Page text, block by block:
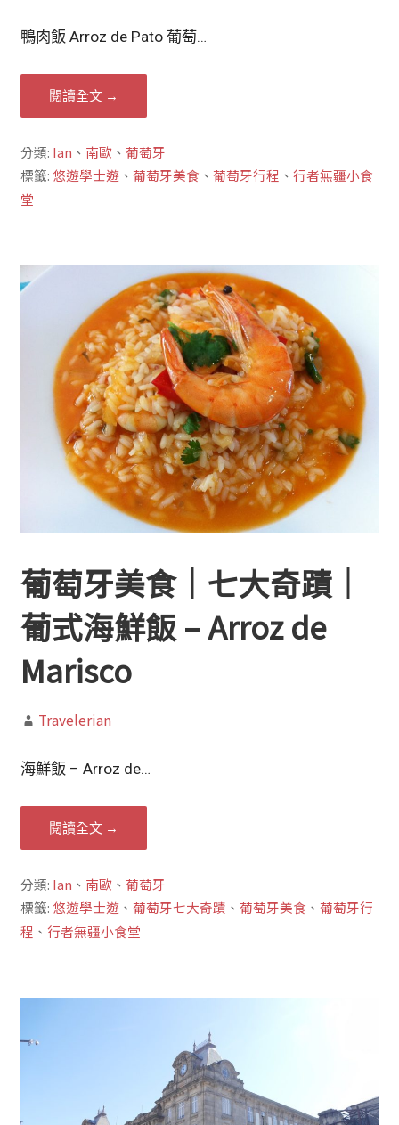
鴨肉飯 Arroz de Pato 葡萄…
閱讀全文 →
分類: Ian 、 南歐 、葡萄牙
標籤: 悠遊學士遊 、葡萄牙美食 、葡萄牙行程 、行者無疆小食
堂
葡萄牙美食｜七大奇蹟｜
葡式海鮮飯 – Arroz de
Marisco
Travelerian
海鮮飯 – Arroz de…
閱讀全文 →
分類: Ian 、 南歐 、葡萄牙
標籤: 悠遊學士遊 、葡萄牙七大奇蹟 、葡萄牙美食 、葡萄牙行
程 、行者無疆小食堂